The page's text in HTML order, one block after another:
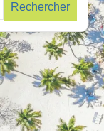
Rechercher